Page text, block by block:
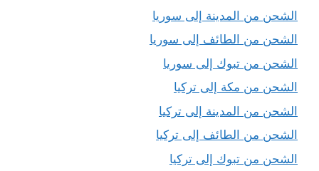
الشحن من المدينة إلى سوريا
الشحن من الطائف إلى سوريا
الشحن من تبوك إلى سوريا
الشحن من مكة إلى تركيا
الشحن من المدينة إلى تركيا
الشحن من الطائف إلى تركيا
الشحن من تبوك إلى تركيا